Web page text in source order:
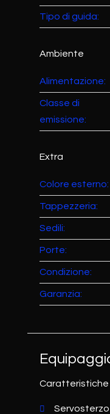
Tipo di guida:
Ambiente
Alimentazione:
Classe di
emissione:
Extra
Colore esterno:
Tappezzeria:
Sedili:
Porte:
Condizione:
Garanzia:
Caratteristiche
Servosterzo